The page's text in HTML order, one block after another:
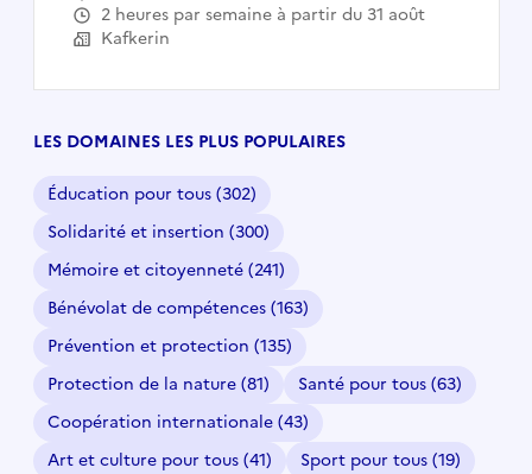
2 heures par semaine à partir du 31 août
Kafkerin
LES DOMAINES LES PLUS POPULAIRES
Éducation pour tous(302)
Solidarité et insertion (300)
Mémoire et citoyenneté(241)
Bénévolat de compétences(163)
Prévention et protection (135)
Protection de la nature(81) Santé pour tous(63)
Coopération internationale(43)
Art et culture pour tous(41) Sport pour tous(19)